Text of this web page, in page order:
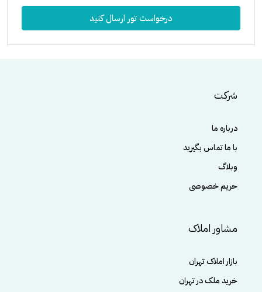
درخواست تور ارسال کنید
شرکت
درباره ما
با ما تماس بگیرید
وبلاگ
حریم خصوصی
مشاور املاک
بازار املاک تهران
خرید ملک در تهران